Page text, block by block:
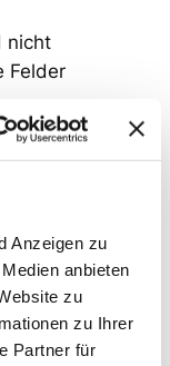
Anzeigen zu
anbieten
zu
zu Ihrer
Partner für
nicht
Felder